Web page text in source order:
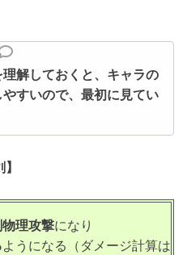
解しておくと、キャラの
すいので、最初に見てい
物理攻撃になり
ようになる（ダメージ計算は